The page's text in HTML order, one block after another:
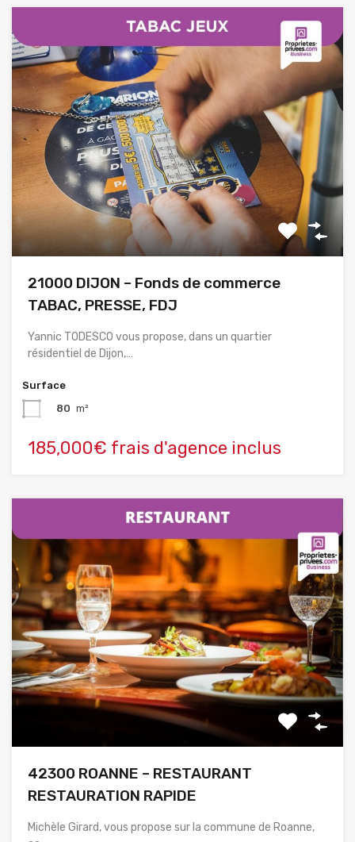
21000 DIJON – Fonds de commerce
TABAC, PRESSE, FDJ
Yannic TODESCO vous propose, dans un quartier
résidentiel de Dijon,…
Surface
80 m²
185,000€ frais d'agence inclus
42300 ROANNE – RESTAURANT
RESTAURATION RAPIDE
Michèle Girard, vous propose sur la commune de Roanne,